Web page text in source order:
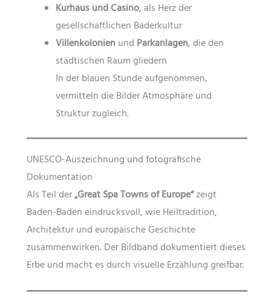
Kurhaus und Casino, als Herz der
gesellschaftlichen Bäderkultur
Villenkolonienund Parkanlagen, die den
städtischen Raum gliedern
In der blauen Stunde aufgenommen,
vermitteln die Bilder Atmosphäre und
Struktur zugleich.
UNESCO-Auszeichnung und fotografische
Dokumentation
Als Teil der„Great Spa Towns of Europe“zeigt
Baden-Baden eindrucksvoll, wie Heiltradition,
Architektur und europäische Geschichte
zusammenwirken. Der Bildband dokumentiert dieses
Erbe und macht es durch visuelle Erzählung greifbar.